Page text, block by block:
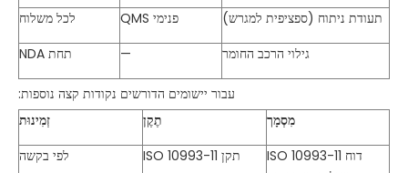
תעודת ניתוח (ספציפית למגרש)
QMS פנימי
לכל משלוח
גילוי הרכב החומר
— תחת NDA
עבור יישומים הדורשים נקודות קצה נוספות:
מִסְמָך
תֶקֶן
זְמִינוּת
ISO 10993-11 דוח
תקן ISO 10993-11 לפי בקשה